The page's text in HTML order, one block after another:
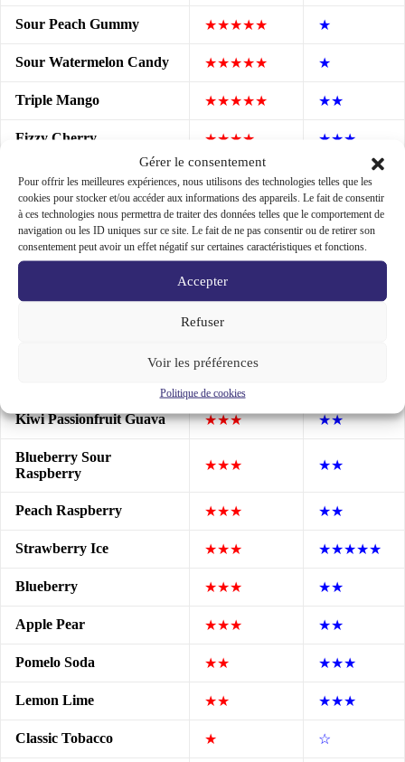
Gérer le consentement
Pour offrir les meilleures expériences, nous utilisons des technologies telles que les
cookies pour stocker et/ou accéder aux informations des appareils. Le fait de consentir
à ces technologies nous permettra de traiter des données telles que le comportement de
navigation ou les ID uniques sur ce site. Le fait de ne pas consentir ou de retirer son
consentement peut avoir un effet négatif sur certaines caractéristiques et fonctions.
Accepter
Refuser
Voir les préférences
Politique de cookies
Sour Peach Gummy ★★★★★ ★
Sour Watermelon Candy ★★★★★ ★
Triple Mango ★★★★★ ★★
Fizzy Cherry ★★★★ ★★★
Blue Razz Lemonade ★★★★ ★★★
Strawberry Raspberry
Cherry Ice
★★★★ ★★★★★
Watermelon Ice
Pineapple Ice ★★★★ ★★★★★
Kiwi Passionfruit Guava ★★★ ★★
Blueberry Sour
Raspberry
★★★ ★★
Peach Raspberry ★★★ ★★
Strawberry Ice ★★★ ★★★★★
Blueberry ★★★ ★★
Apple Pear ★★★ ★★
Pomelo Soda ★★ ★★★
Lemon Lime ★★ ★★★
Classic Tobacco ★ ☆